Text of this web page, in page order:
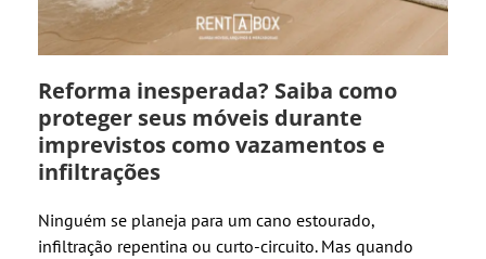
Reforma inesperada? Saiba como
proteger seus móveis durante
imprevistos como vazamentos e
infiltrações
Ninguém se planeja para um cano estourado,
infiltração repentina ou curto-circuito. Mas quando